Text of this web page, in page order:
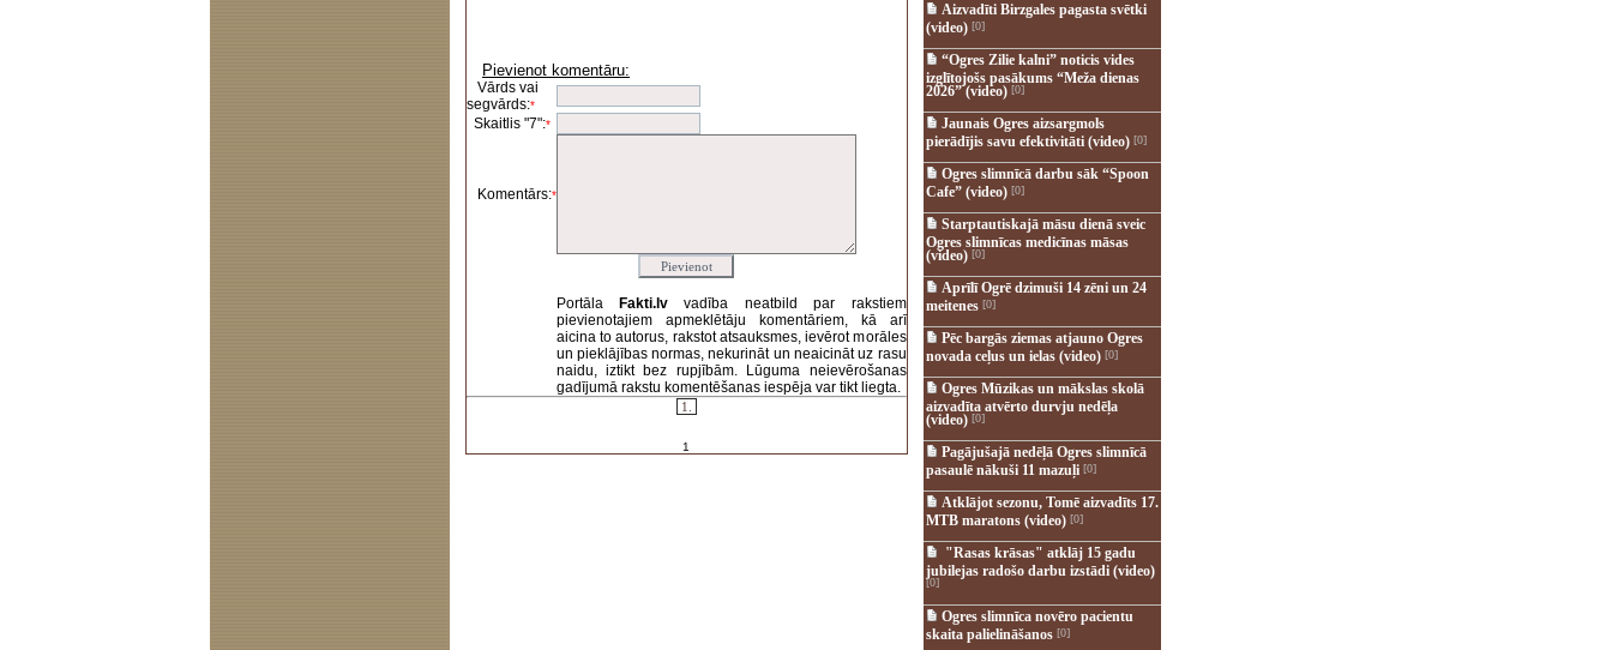
Pievienot komentāru:
Vārds vai
segvārds:*
Skaitlis "7":*
Komentārs:*
Portāla Fakti.lvvadība neatbild par rakstiem
pievienotajiem apmeklētāju komentāriem, kā arī
aicina to autorus, rakstot atsauksmes, ievērot morāles
un pieklājības normas, nekurināt un neaicināt uz rasu
naidu, iztikt bez rupjībām. Lūguma neievērošanas
gadījumā rakstu komentēšanas iespēja var tikt liegta.
1.
1
Aizvadīti Birzgales pagasta svētki
(video)[0]
“Ogres Zilie kalni” noticis vides
izglītojošs pasākums “Meža dienas
2026” (video)[0]
Jaunais Ogres aizsargmols
pierādījis savu efektivitāti (video)[0]
Ogres slimnīcā darbu sāk “Spoon
Cafe” (video)[0]
Starptautiskajā māsu dienā sveic
Ogres slimnīcas medicīnas māsas
(video)[0]
Aprīlī Ogrē dzimuši 14 zēni un 24
meitenes [0]
Pēc bargās ziemas atjauno Ogres
novada ceļus un ielas (video)[0]
Ogres Mūzikas un mākslas skolā
aizvadīta atvērto durvju nedēļa
(video)[0]
Pagājušajā nedēļā Ogres slimnīcā
pasaulē nākuši 11 mazuļi[0]
Atklājot sezonu, Tomē aizvadīts 17.
MTB maratons (video)[0]
"Rasas krāsas" atklāj 15 gadu
jubilejas radošo darbu izstādi (video)
[0]
Ogres slimnīca novēro pacientu
skaita palielināšanos [0]